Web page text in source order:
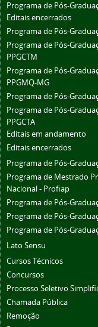
Programa de Pós-
Editais encerrados
Programa de Pós-
Programa de Pós-
PPGCTM
Programa de Pós-
PPGMQ-MG
Programa de Pós-
Programa de Pós-
PPGCTA
Editais em andamento
Editais encerrados
Programa de Pós-
Programa de Mestrado
Nacional - Profiap
Programa de Pós-
Programa de Pós-
Programa de Pós-
Lato Sensu
Cursos Técnicos
Concursos
Processo Seletivo
Chamada Pública
Remoção